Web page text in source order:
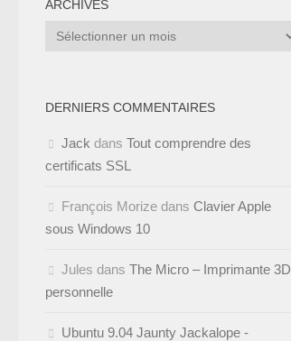
ARCHIVES
Archives
DERNIERS COMMENTAIRES
Jack dans Tout comprendre des
certificats SSL
François Morize dans Clavier Apple
sous Windows 10
Jules dans The Micro – Imprimante 3D
personnelle
Ubuntu 9.04 Jaunty Jackalope -